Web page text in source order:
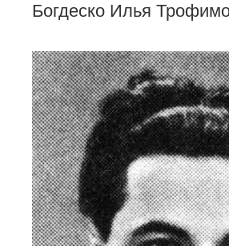
Богдеско Илья